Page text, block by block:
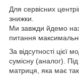
Для сервісних
знижки.
Ми завжди йдемо
питання
За відсутності цієї
сумісну (аналог).
матриця, яка має